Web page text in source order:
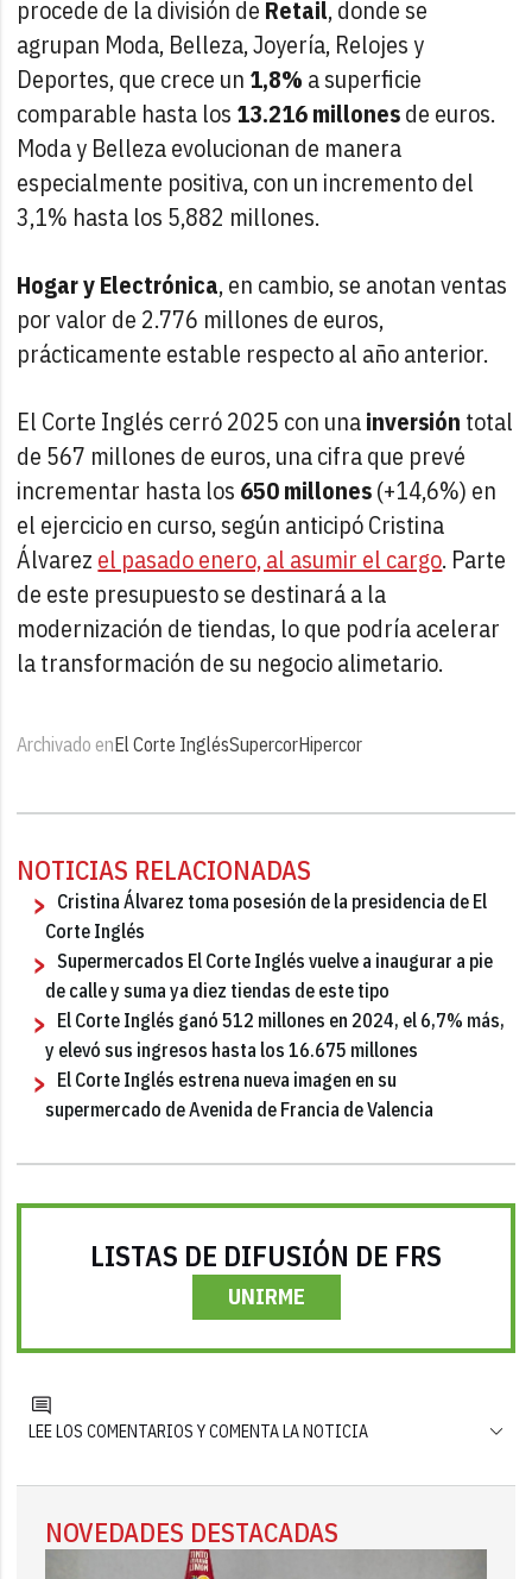
procede de la división de Retail, donde se
agrupan Moda, Belleza, Joyería, Relojes y
Deportes, que crece un 1,8% a superficie
comparable hasta los 13.216 millonesde euros.
Moda y Belleza evolucionan de manera
especialmente positiva, con un incremento del
3,1% hasta los 5,882 millones.
Hogar y Electrónica, en cambio, se anotan ventas
por valor de 2.776 millones de euros,
prácticamente estable respecto al año anterior.
El Corte Inglés cerró 2025 con unainversión total
de 567 millones de euros, una cifra que prevé
incrementar hasta los 650 millones(+14,6%) en
el ejercicio en curso, según anticipó Cristina
Álvarez el pasado enero, al asumir el cargo. Parte
de este presupuesto se destinará a la
modernización de tiendas, lo que podría acelerar
la transformación de su negocio alimetario.
Archivado enEl Corte InglésSupercorHipercor
NOTICIAS RELACIONADAS
Cristina Álvarez toma posesión de la presidencia de El
Corte Inglés
Supermercados El Corte Inglés vuelve a inaugurar a pie
de calle y suma ya diez tiendas de este tipo
El Corte Inglés ganó 512 millones en 2024, el 6,7% más,
y elevó sus ingresos hasta los 16.675 millones
El Corte Inglés estrena nueva imagen en su
supermercado de Avenida de Francia de Valencia
LISTAS DE DIFUSIÓN DE FRS
UNIRME
LEE LOS COMENTARIOS Y COMENTA LA NOTICIA
NOVEDADES DESTACADAS